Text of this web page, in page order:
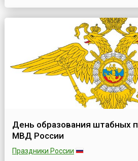
День образования штабных
МВД России
Праздники России